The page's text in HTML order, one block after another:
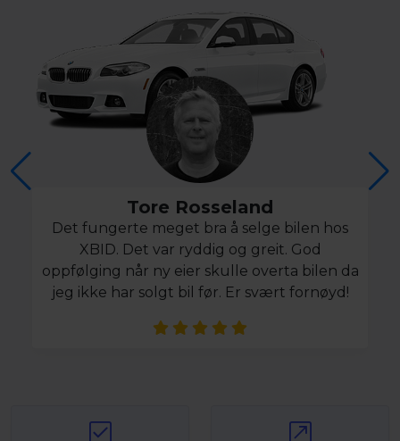
Tore Rosseland
Det fungerte meget bra å selge bilen hos
XBID. Det var ryddig og greit. God
oppfølging når ny eier skulle overta bilen da
jeg ikke har solgt bil før. Er svært fornøyd!